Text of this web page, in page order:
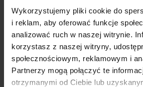
Wykorzystujemy pliki cookie do
i reklam, aby oferować funkcje
analizować ruch w naszej witrynie.
korzystasz z naszej witryny,
społecznościowym, reklamowym i
Partnerzy mogą połączyć te
otrzymanymi od Ciebie lub
Funkcja pełnej blokady oznacza,
narzędzie oraz nóż na rękojeści,
głowicy kombinerek, zostanie
właściwej pozycji.
Konstrukcja z pełną blokadą
Funkcje
do
Otwieranie jedną ręką
nie
Producent